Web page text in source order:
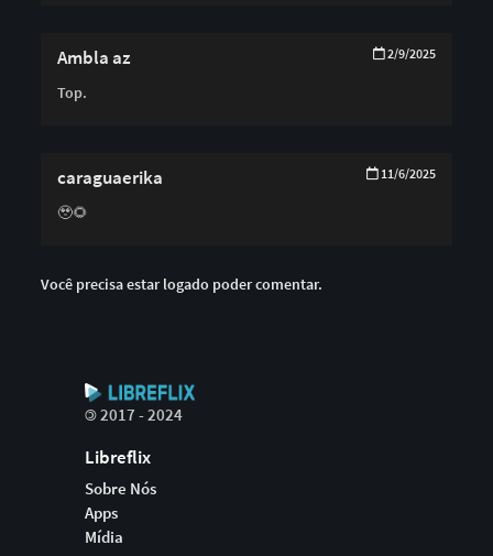
Ambla az 2/9/2025
Top.
caraguaerika 11/6/2025
🥹🌻
Você precisa estar logado poder comentar.
©2017 - 2024
Libreflix
Sobre Nós
Apps
Mídia